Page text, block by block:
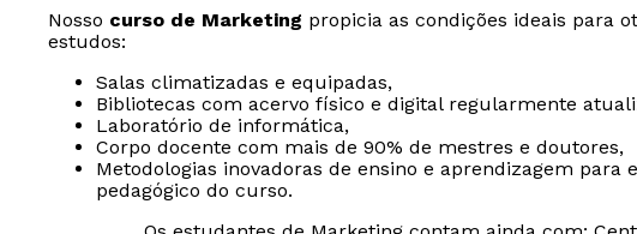
Nosso curso de Marketing propicia as condições ideais para
estudos:
Salas climatizadas e equipadas,
Bibliotecas com acervo físico e digital regularmente
Laboratório de informática,
Corpo docente com mais de 90% de mestres e doutores,
Metodologias inovadoras de ensino e aprendizagem para
pedagógico do curso.